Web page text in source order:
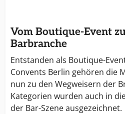
Vom Boutique-Event
Barbranche
Entstanden als Boutique-
Convents Berlin gehören die
nun zu den Wegweisern der
Kategorien wurden auch in
der Bar-Szene ausgezeichnet.